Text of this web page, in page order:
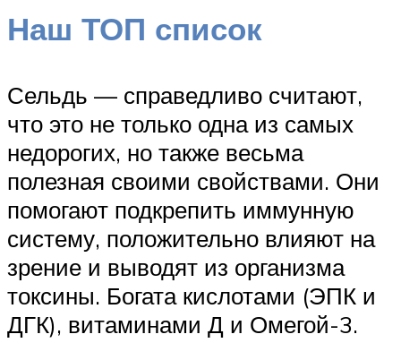
Наш ТОП список
Сельдь — справедливо считают,
что это не только одна из самых
недорогих, но также весьма
полезная своими свойствами. Они
помогают подкрепить иммунную
систему, положительно влияют на
зрение и выводят из организма
токсины. Богата кислотами (ЭПК и
ДГК), витаминами Д и Омегой-3.